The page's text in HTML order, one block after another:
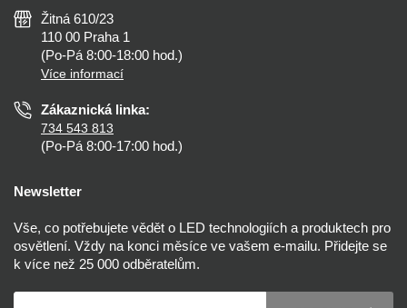
Nejčastější dotazy
Než koupíte
Osvětlení dle místnosti
Zásady ochrany soukromí
Nastavení cookies
Prohlášení o přístupnosti
Žitná 610/23
110 00 Praha 1
(Po-Pá 8:00-18:00 hod.)
Více informací
Zákaznická linka:
734 543 813
(Po-Pá 8:00-17:00 hod.)
Newsletter
Vše, co potřebujete vědět o LED technologiích a produktech pro
osvětlení. Vždy na konci měsíce ve vašem e-mailu. Přidejte se
k více než 25 000 odběratelům.